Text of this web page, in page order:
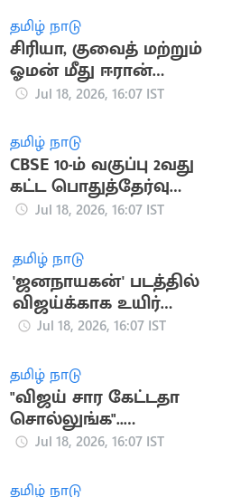
தமிழ் நாடு
சிரியா, குவைத் மற்றும்
ஓமன் மீது ஈரான்
பதிலடி தாக்குதல்
Jul 18, 2026, 16:07 IST
தமிழ் நாடு
CBSE 10-ம் வகுப்பு 2வது
கட்ட பொதுத்தேர்வு
முடிவுகள்
Jul 18, 2026, 16:07 IST
தமிழ் நாடு
'ஜனநாயகன்' படத்தில்
விஜய்க்காக உயிர்
கொடுக்கும் நண்பன்
ஸ்ரீநாத்
Jul 18, 2026, 16:07 IST
தமிழ் நாடு
"விஜய் சார கேட்டதா
சொல்லுங்க"..
திரிஷாவை நோக்கி
ரசிகர்கள்
Jul 18, 2026, 16:07 IST
தமிழ் நாடு